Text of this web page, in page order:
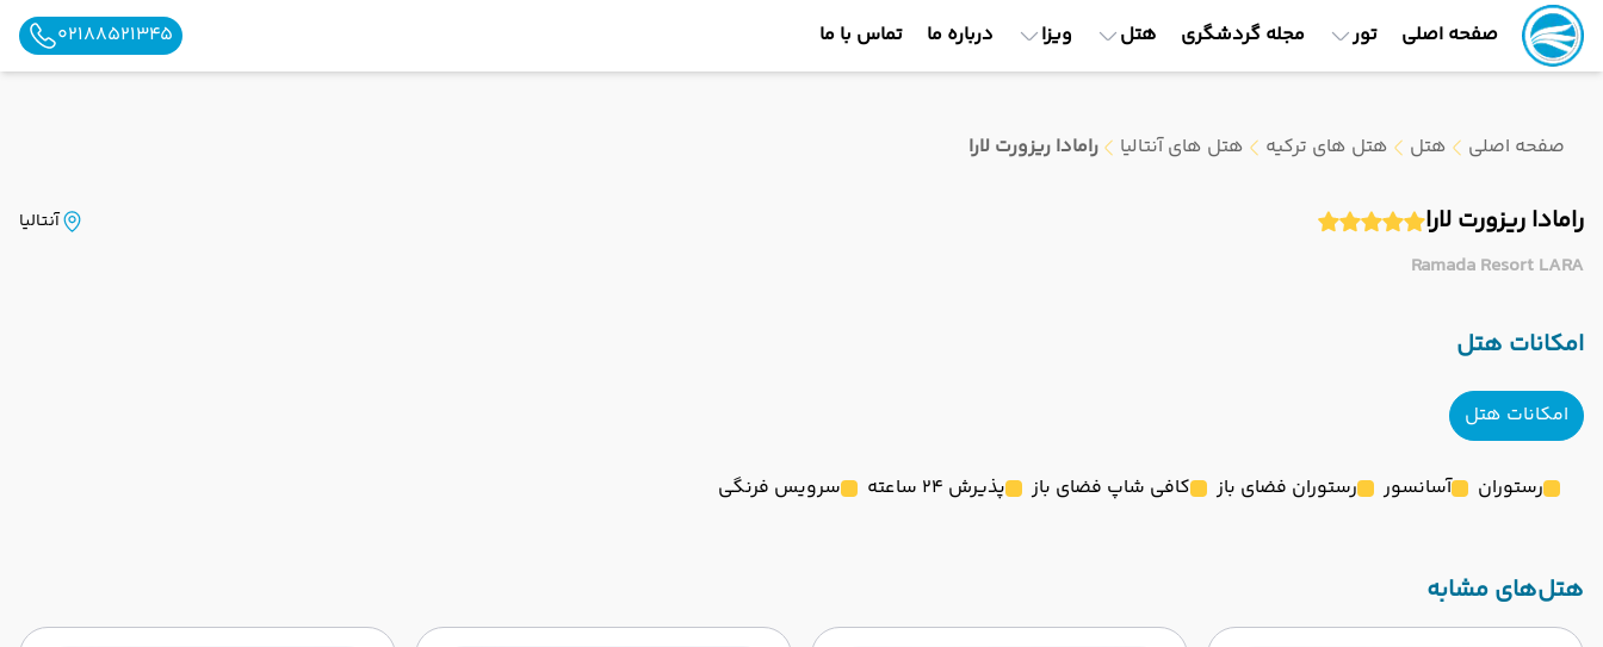
صفحه اصلی تور مجله گردشگری هتل ویزا درباره ما تماس با ما 02188521345
صفحه اصلی هتل هتل های ترکیه هتل های آنتالیا رامادا ریزورت لارا
رامادا ریزورت لارا
Ramada Resort LARA
آنتالیا
امکانات هتل
امکانات هتل
رستوران آسانسور رستوران فضای باز کافی شاپ فضای باز پذیرش 24 ساعته سرویس فرنگی
‌هتل‌های مشابه